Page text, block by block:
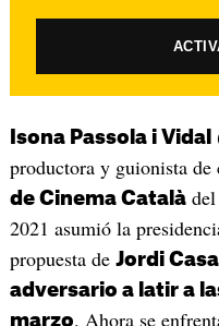
Isona Passola i Vidal
productora y guionista
de Cinema Catalàdel
2021 asumió la
propuesta de Jordi
adversario a latir a
marzo. Ahora se